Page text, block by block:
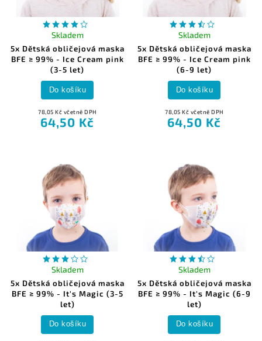
5x Dětská obličejová maska
BFE ≥ 99% - Ice Cream pink
(3-5 let)
Skladem
78,05 Kč včetně DPH
64,50 Kč
Do košíku
5x Dětská obličejová maska
BFE ≥ 99% - Ice Cream pink
(6-9 let)
Skladem
78,05 Kč včetně DPH
64,50 Kč
Do košíku
5x Dětská obličejová maska
BFE ≥ 99% - It's Magic (3-5
let)
Skladem
Do košíku
5x Dětská obličejová maska
BFE ≥ 99% - It's Magic (6-9
let)
Skladem
Do košíku